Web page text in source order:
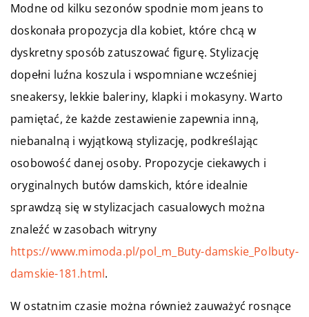
Modne od kilku sezonów spodnie mom jeans to
doskonała propozycja dla kobiet, które chcą w
dyskretny sposób zatuszować figurę. Stylizację
dopełni luźna koszula i wspomniane wcześniej
sneakersy, lekkie baleriny, klapki i mokasyny. Warto
pamiętać, że każde zestawienie zapewnia inną,
niebanalną i wyjątkową stylizację, podkreślając
osobowość danej osoby. Propozycje ciekawych i
oryginalnych butów damskich, które idealnie
sprawdzą się w stylizacjach casualowych można
znaleźć w zasobach witryny
https://www.mimoda.pl/pol_m_Buty-damskie_Polbuty-
damskie-181.html.
W ostatnim czasie można również zauważyć rosnące